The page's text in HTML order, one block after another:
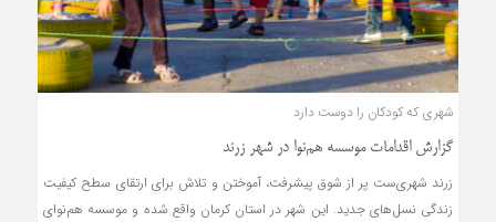
شهری که کودکان را دوست دارد
گزارش اقدامات موسسه هم‌نوا در شهر زرند
زرند شهری‌ست پر از شوق پیشرفت، آموختن و تلاش برای ارتقای سطح کیفیت
زندگی نسل‌های جدید. این شهر در استان کرمان واقع شده و موسسه هم‌نوای